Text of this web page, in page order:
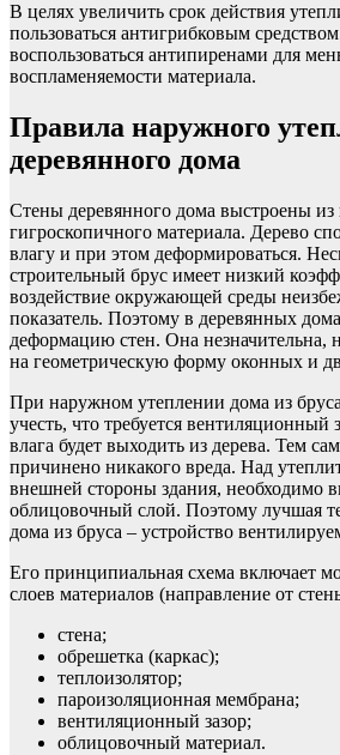
В целях увеличить срок действия
пользоваться антигрибковым
воспользоваться антипиренами для
воспламеняемости материала.
Правила наружного
деревянного дома
Стены деревянного дома выстроены из
гигроскопичного материала. Дерево
влагу и при этом деформироваться.
строительный брус имеет низкий
воздействие окружающей среды
показатель. Поэтому в деревянных
деформацию стен. Она незначительна,
на геометрическую форму оконных и
При наружном утеплении дома из
учесть, что требуется вентиляционный
влага будет выходить из дерева. Тем
причинено никакого вреда. Над
внешней стороны здания, необходимо
облицовочный слой. Поэтому лучшая
дома из бруса – устройство
Его принципиальная схема включает
слоев материалов (направление от
стена;
обрешетка (каркас);
теплоизолятор;
пароизоляционная мембрана;
вентиляционный зазор;
облицовочный материал.